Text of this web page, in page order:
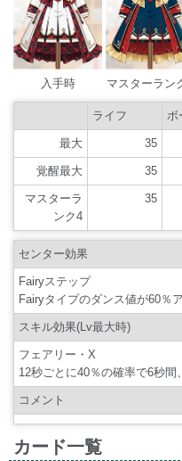
入手時 マスターラン
ライフ ボ
最大 35
覚醒最大 35
マスターラ
ンク4
35
センター効果
Fairyステップ
Fairyタイプのダンス値が60％
スキル効果(Lv最大時)
フェアリー・X
12秒ごとに40％の確率で6秒
コメント
カード一覧